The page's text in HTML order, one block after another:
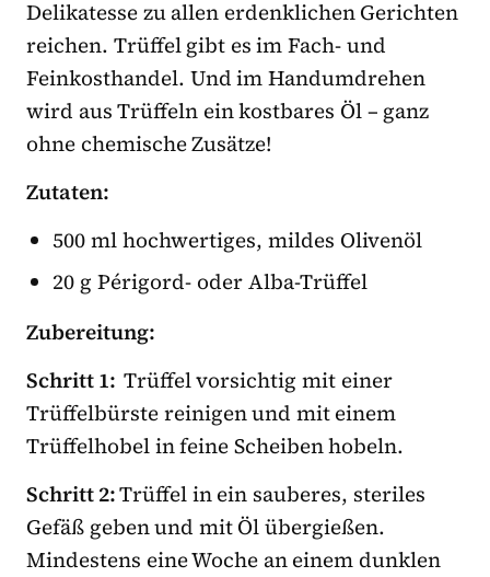
Delikatesse zu allen erdenklichen Gerichten
reichen. Trüffel gibt es im Fach- und
Feinkosthandel. Und im Handumdrehen
wird aus Trüffeln ein kostbares Öl – ganz
ohne chemische Zusätze!
Zutaten:
500 ml hochwertiges, mildes Olivenöl
20 g Périgord- oder Alba-Trüffel
Zubereitung:
Schritt 1: Trüffel vorsichtig mit einer
Trüffelbürste reinigen und mit einem
Trüffelhobel in feine Scheiben hobeln.
Schritt 2:Trüffel in ein sauberes, steriles
Gefäß geben und mit Öl übergießen.
Mindestens eine Woche an einem dunklen